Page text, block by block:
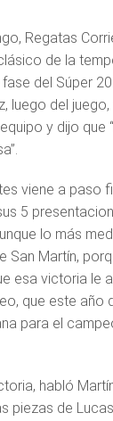
Regatas
de la
del Súper 20.
luego del
y dijo que
viene a paso
5
lo más
San Martín,
esa victoria le
que este año
para el
habló
piezas de